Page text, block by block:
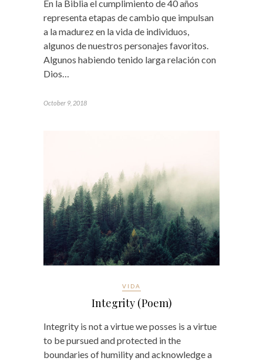
En la Biblia el cumplimiento de 40 años
representa etapas de cambio que impulsan
a la madurez en la vida de individuos,
algunos de nuestros personajes favoritos.
Algunos habiendo tenido larga relación con
Dios…
October 9, 2018
VIDA
Integrity (Poem)
Integrity is not a virtue we posses is a virtue
to be pursued and protected in the
boundaries of humility and acknowledge a